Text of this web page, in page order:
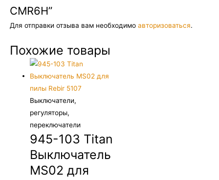
CMR6H”
Для отправки отзыва вам необходимо авторизоваться.
Похожие товары
Выключатели,
регуляторы,
переключатели
945-103 Titan
Выключатель
MS02 для